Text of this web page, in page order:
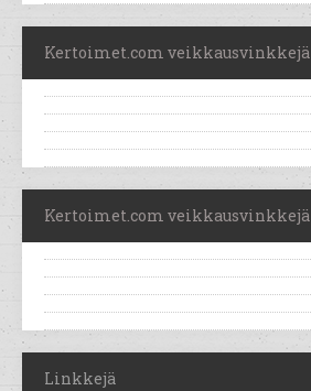
Kertoimet.com veikkausvinkkejä
Kertoimet.com veikkausvinkkejä
Linkkejä